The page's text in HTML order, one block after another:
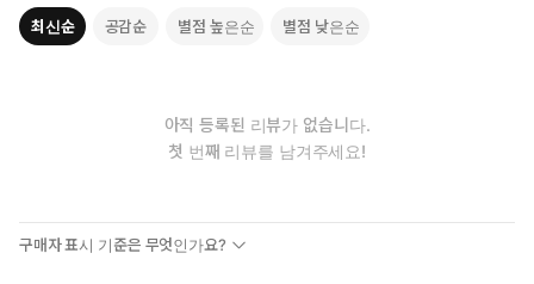
최신순 공감순 별점 높은순 별점 낮은순
아직 등록된 리뷰가 없습니다.
첫 번째 리뷰를 남겨주세요!
구매자 표시 기준은 무엇인가요?